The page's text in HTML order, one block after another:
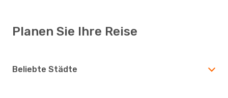
Planen Sie Ihre Reise
Beliebte Städte